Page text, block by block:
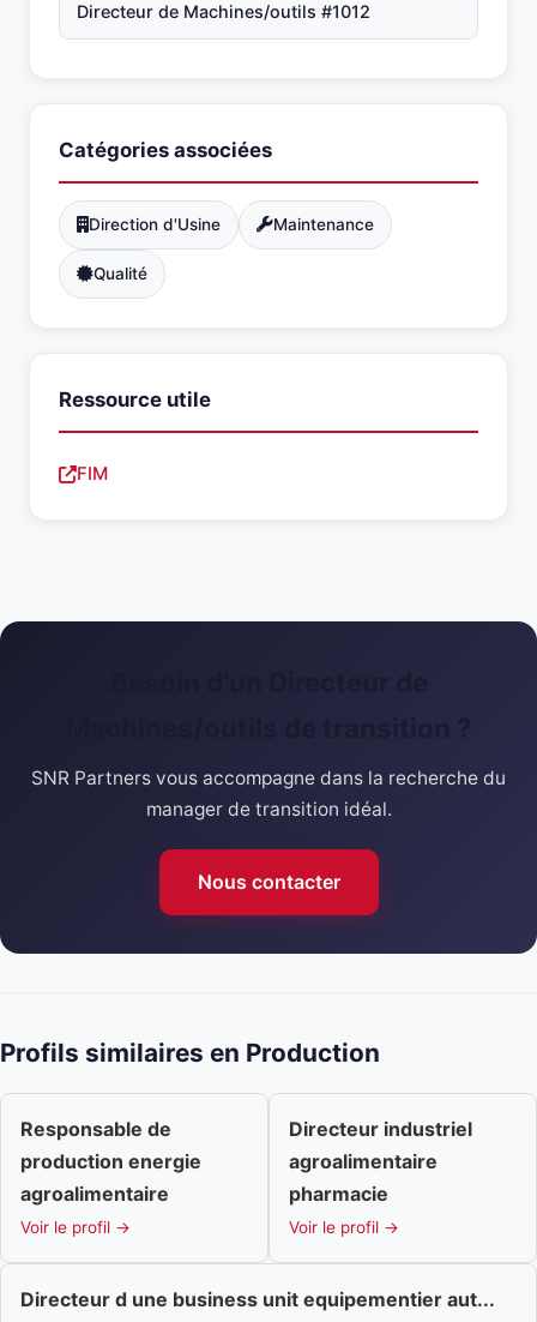
Directeur de Machines/outils #1012
Catégories associées
Direction d'Usine Maintenance
Qualité
Ressource utile
FIM
SNR Partners vous accompagne dans la recherche du
manager de transition idéal.
Nous contacter
Profils similaires en Production
Responsable de
production energie
agroalimentaire
Voir le profil →
Directeur industriel
agroalimentaire
pharmacie
Voir le profil →
Directeur d une business unit equipementier aut...